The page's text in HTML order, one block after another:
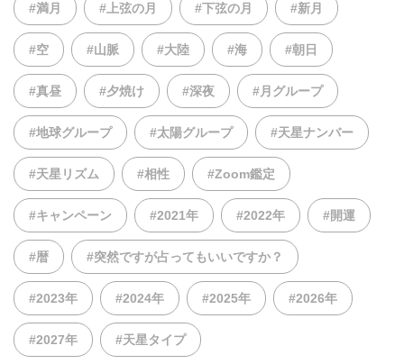
#満月 #上弦の月 #下弦の月 #新月
#空 #山脈 #大陸 #海 #朝日
#真昼 #夕焼け #深夜 #月グループ
#地球グループ #太陽グループ #天星ナンバー
#天星リズム #相性 #Zoom鑑定
#キャンペーン #2021年 #2022年 #開運
#暦 #突然ですが占ってもいいですか？
#2023年 #2024年 #2025年 #2026年
#2027年 #天星タイプ